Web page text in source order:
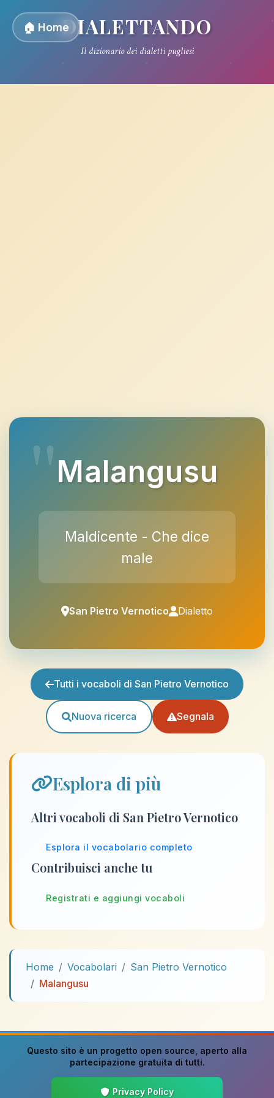
🏠 HomeDIALETTANDO
Il dizionario dei dialetti pugliesi
Malangusu
Maldicente - Che dice
male
San Pietro Vernotico Dialetto
Tutti i vocaboli di San Pietro Vernotico
Nuova ricerca Segnala
Esplora di più
Altri vocaboli di San Pietro Vernotico
Esplora il vocabolario completo
Contribuisci anche tu
Registrati e aggiungi vocaboli
Home Vocabolari
San Pietro Vernotico
Malangusu
Questo sito è un progetto open source , aperto alla
partecipazione gratuita di tutti.
Privacy Policy